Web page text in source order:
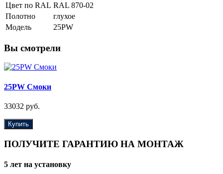
Цвет по RAL RAL 870-02
Полотно
глухое
Модель
25PW
Вы смотрели
25PW Смоки
33032 руб.
Купить
ПОЛУЧИТЕ ГАРАНТИЮ НА МОНТАЖ
5 лет на установку